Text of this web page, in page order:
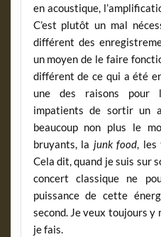
en acoustique,
C’est plutôt un mal
différent des
un moyen de le faire
différent de ce qui a été
une des raisons pour
impatients de sortir un
beaucoup non plus le
bruyants, la junk food, les
Cela dit, quand je suis sur
concert classique ne
puissance de cette
second. Je veux toujours y
je fais.